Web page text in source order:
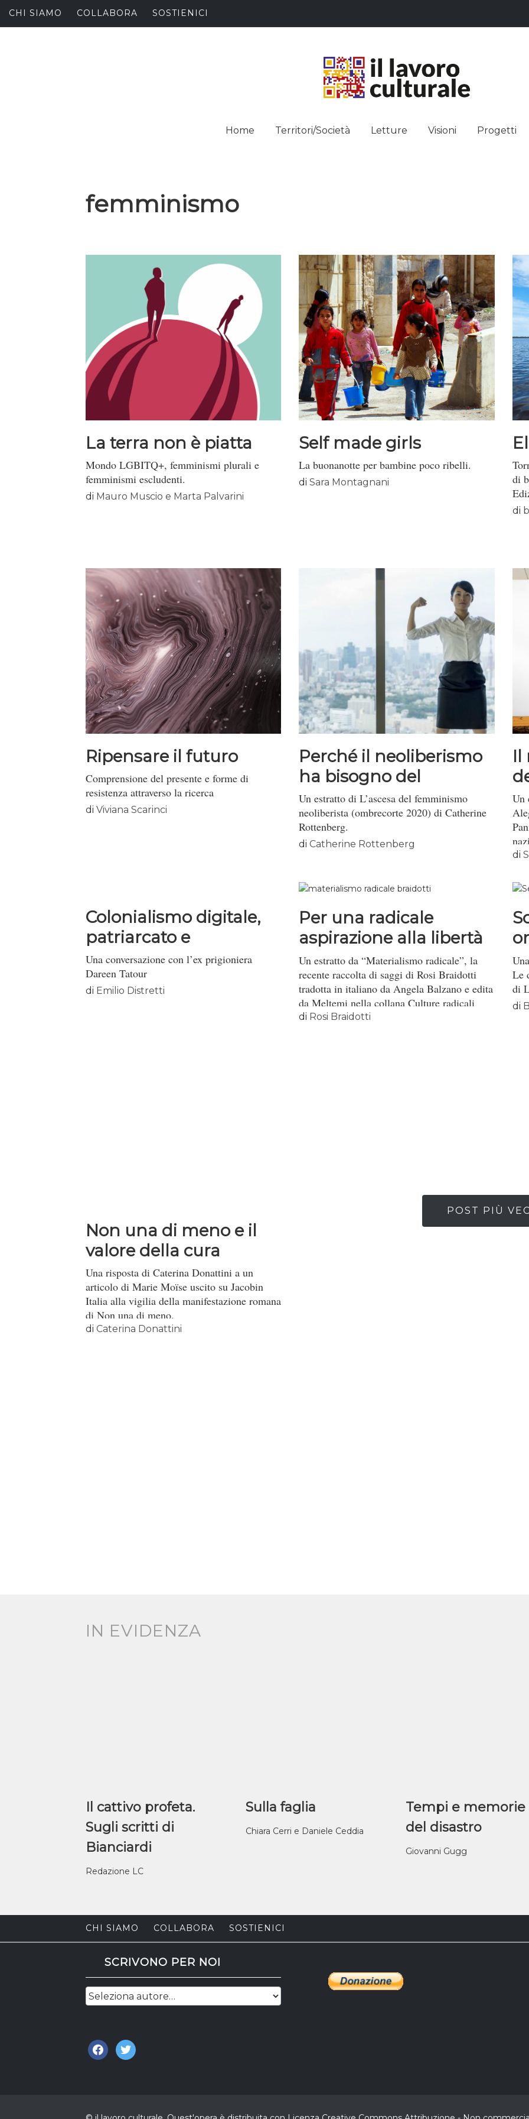
Skip
to
CHI SIAMO COLLABORA SOSTIENICI
IL
Home
Territori/Società Letture Visioni Progetti
femminismo
La terra non è piatta
Mondo LGBITQ+, femminismi plurali e
femminismi escludenti.
di Mauro Muscio e Marta Palvarini
Self made girls
La buonanotte per bambine poco ribelli.
diSara Montagnani
di
di
Ripensare il futuro
Comprensione del presente e forme di
resistenza attraverso la ricerca
di Viviana Scarinci
Perché il neoliberismo
ha bisogno del
femminismo?
Un estratto di L’ascesa del femminismo
neoliberista (ombrecorte 2020) di Catherine
Rottenberg.
diCatherine Rottenberg
Il
Un
di
Colonialismo digitale,
patriarcato e
decolonizz...
Una conversazione con l’ex prigioniera
Dareen Tatour
di Emilio Distretti
Per una radicale
aspirazione alla libertà
Un estratto da “Materialismo radicale”, la
recente raccolta di saggi di Rosi Braidotti
tradotta in italiano da Angela Balzano e edita
da Meltemi nella collana Culture radicali
diretta dal Gruppo Ippolita, che ringraziamo.
di Rosi Braidotti
Le
di
di
Non una di meno e il
valore della cura
Una risposta di Caterina Donattini a un
articolo di Marie Moïse uscito su Jacobin
Italia alla vigilia della manifestazione romana
di Non una di meno.
di Caterina Donattini
POST PIÙ
IN EVIDENZA
Il cattivo profeta.
Sugli scritti di
Bianciardi
Redazione LC
Sulla faglia
Chiara Cerri e Daniele Ceddia
Tempi e memorie
del disastro
Giovanni Gugg
CHI SIAMO COLLABORA SOSTIENICI
SCRIVONO PER NOI
facebook
twitter